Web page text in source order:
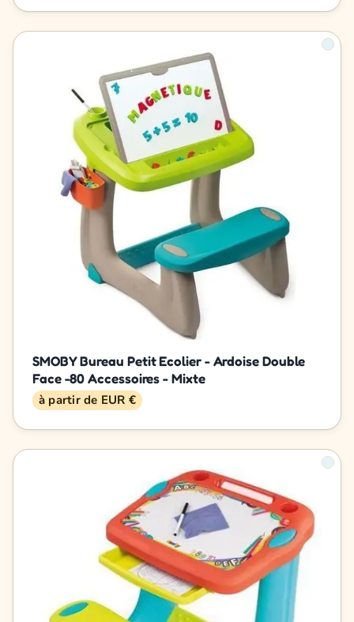
SMOBY Bureau Petit Ecolier - Ardoise Double
Face -80 Accessoires - Mixte
à partir de EUR €